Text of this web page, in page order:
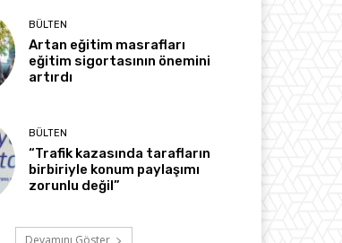
BÜLTEN
Artan eğitim masrafları
eğitim sigortasının önemini
artırdı
BÜLTEN
“Trafik kazasında tarafların
birbiriyle konum paylaşımı
zorunlu değil”